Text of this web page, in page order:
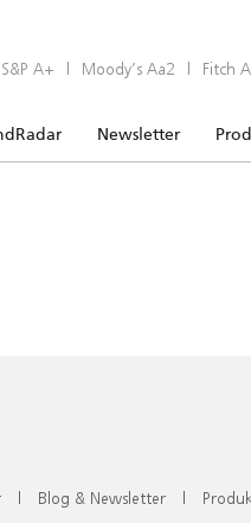
S&P A+ | Moody’s Aa2 | Fitch
Newsletter
| Blog & Newsletter |